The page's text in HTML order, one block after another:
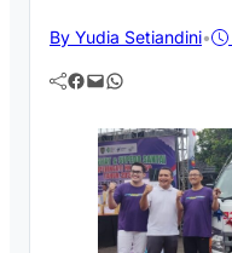
By Yudia Setiandini•
Facebook Mail WhatsApp